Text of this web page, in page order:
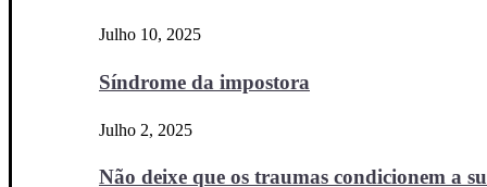
Julho 10, 2025
Síndrome da impostora
Julho 2, 2025
Não deixe que os traumas condicionem a